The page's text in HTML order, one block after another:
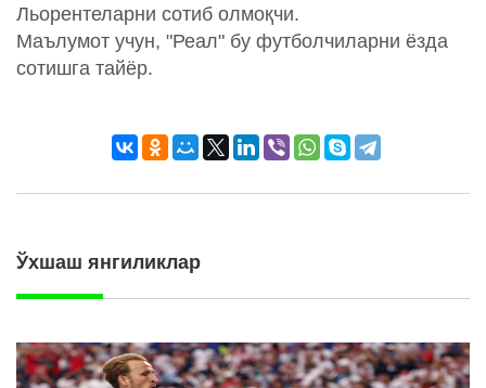
Льорентеларни сотиб олмоқчи.
Маълумот учун, "Реал" бу футболчиларни ёзда
сотишга тайёр.
Ўхшаш янгиликлар